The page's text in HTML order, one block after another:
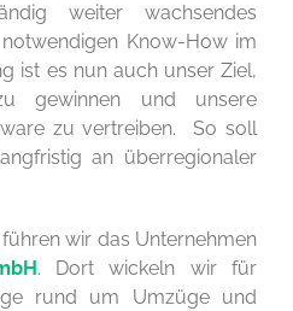
weiter wachsendes
Know-How im
ist es nun auch unser Ziel,
gewinnen und unsere
zu vertreiben. So soll
an überregionaler
wir das Unternehmen
. Dort wickeln wir für
rund um Umzüge und